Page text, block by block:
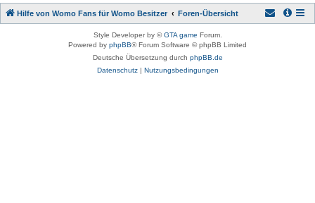
Hilfe von Womo Fans für Womo Besitzer Foren-Übersicht
Style Developer by ©GTA game Forum.
Powered by phpBB® Forum Software © phpBB Limited
Deutsche Übersetzung durch phpBB.de
Datenschutz| Nutzungsbedingungen